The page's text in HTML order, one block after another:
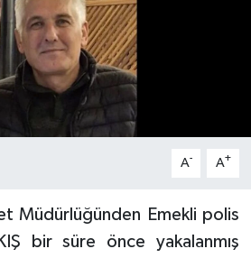
A- A+
Müdürlüğünden Emekli polis
bir süre önce yakalanmış